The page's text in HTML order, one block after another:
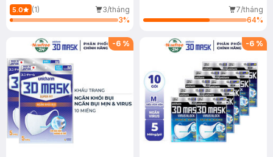
5.0 (1)
3/tháng
3%
7/tháng
64%
-6 % -6 %